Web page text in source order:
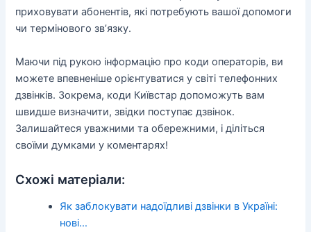
приховувати абонентів, які потребують вашої допомоги
чи термінового зв’язку.
Маючи під рукою інформацію про коди операторів, ви
можете впевненіше орієнтуватися у світі телефонних
дзвінків. Зокрема, коди Київстар допоможуть вам
швидше визначити, звідки поступає дзвінок.
Залишайтеся уважними та обережними, і діліться
своїми думками у коментарях!
Схожі матеріали:
Як заблокувати надоїдливі дзвінки в Україні:
нові…